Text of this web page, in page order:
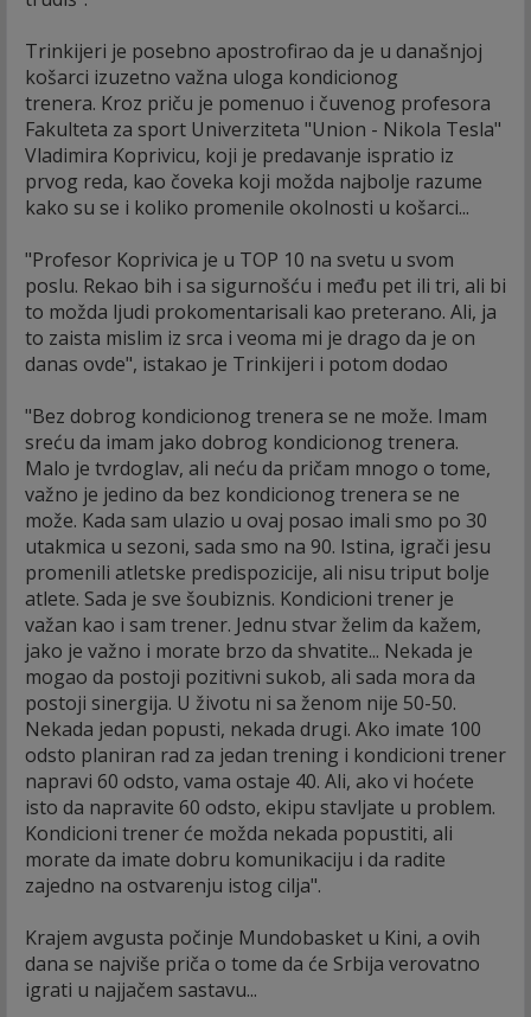
Trinkijeri je posebno apostrofirao da je u današnjoj
košarci izuzetno važna uloga kondicionog
trenera. Kroz priču je pomenuo i čuvenog profesora
Fakulteta za sport Univerziteta "Union - Nikola Tesla"
Vladimira Koprivicu, koji je predavanje ispratio iz
prvog reda, kao čoveka koji možda najbolje razume
kako su se i koliko promenile okolnosti u košarci...
"Profesor Koprivica je u TOP 10 na svetu u svom
poslu. Rekao bih i sa sigurnošću i među pet ili tri, ali bi
to možda ljudi prokomentarisali kao preterano. Ali, ja
to zaista mislim iz srca i veoma mi je drago da je on
danas ovde", istakao je Trinkijeri i potom dodao
"Bez dobrog kondicionog trenera se ne može. Imam
sreću da imam jako dobrog kondicionog trenera.
Malo je tvrdoglav, ali neću da pričam mnogo o tome,
važno je jedino da bez kondicionog trenera se ne
može. Kada sam ulazio u ovaj posao imali smo po 30
utakmica u sezoni, sada smo na 90. Istina, igrači jesu
promenili atletske predispozicije, ali nisu triput bolje
atlete. Sada je sve šoubiznis. Kondicioni trener je
važan kao i sam trener. Jednu stvar želim da kažem,
jako je važno i morate brzo da shvatite... Nekada je
mogao da postoji pozitivni sukob, ali sada mora da
postoji sinergija. U životu ni sa ženom nije 50-50.
Nekada jedan popusti, nekada drugi. Ako imate 100
odsto planiran rad za jedan trening i kondicioni trener
napravi 60 odsto, vama ostaje 40. Ali, ako vi hoćete
isto da napravite 60 odsto, ekipu stavljate u problem.
Kondicioni trener će možda nekada popustiti, ali
morate da imate dobru komunikaciju i da radite
zajedno na ostvarenju istog cilja".
Krajem avgusta počinje Mundobasket u Kini, a ovih
dana se najviše priča o tome da će Srbija verovatno
igrati u najjačem sastavu...